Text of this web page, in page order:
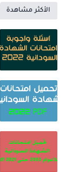
الأكثر مشاهدة